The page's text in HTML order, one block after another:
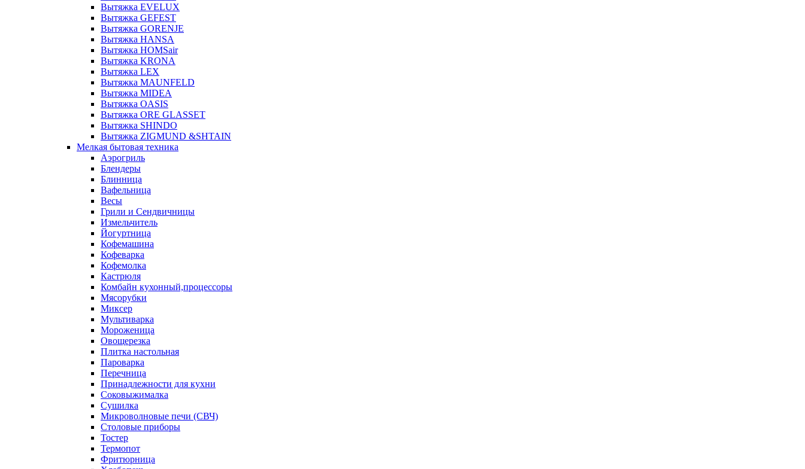
Вытяжка EVELUX
Вытяжка GEFEST
Вытяжка GORENJE
Вытяжка HANSA
Вытяжка HOMSair
Вытяжка KRONA
Вытяжка LEX
Вытяжка MAUNFELD
Вытяжка MIDEA
Вытяжка OASIS
Вытяжка ORE GLASSET
Вытяжка SHINDO
Вытяжка ZIGMUND &SHTAIN
Мелкая бытовая техника
Аэрогриль
Блендеры
Блинница
Вафельница
Весы
Грили и Сендвичницы
Измельчитель
Йогуртница
Кофемашина
Кофеварка
Кофемолка
Кастрюля
Комбайн кухонный,процессоры
Мясорубки
Миксер
Мультиварка
Мороженица
Овощерезка
Плитка настольная
Пароварка
Перечница
Принадлежности для кухни
Соковыжималка
Сушилка
Микроволновые печи (СВЧ)
Столовые приборы
Тостер
Термопот
Фритюрница